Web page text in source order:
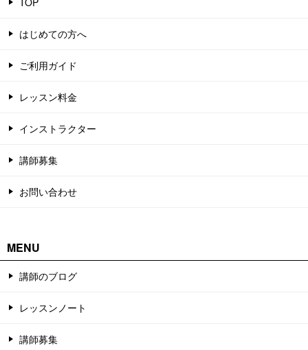
はじめての方へ
ご利用ガイド
レッスン料金
インストラクター
講師募集
お問い合わせ
MENU
講師のブログ
レッスンノート
講師募集